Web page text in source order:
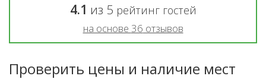
4.1 из 5 рейтинг гостей
на основе 36 отзывов
Проверить цены и наличие мест